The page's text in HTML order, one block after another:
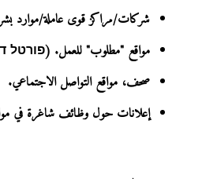
شركات/مراكز قوى عاملة/موارد
مواقع "مطلوب" للعمل.
صحف، مواقع التواصل الاجتماعي.
إعلانات حول وظائف شاغرة في